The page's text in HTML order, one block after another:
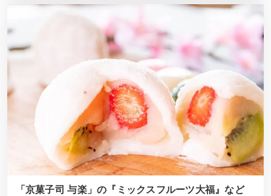
「京菓子司 与楽」の『ミックスフルーツ大福』など